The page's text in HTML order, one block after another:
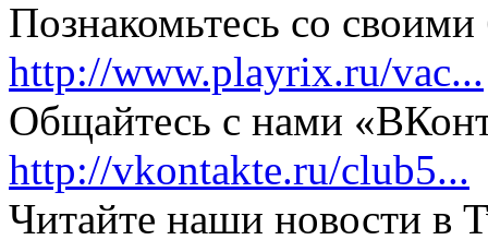
Познакомьтесь со
http://www.playrix.ru/vac...
Общайтесь с нами
http://vkontakte.ru/club5...
Читайте наши новости в